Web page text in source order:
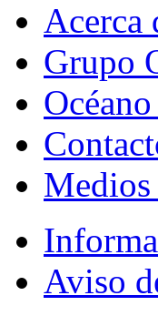
Acerca
Grupo
Aviso